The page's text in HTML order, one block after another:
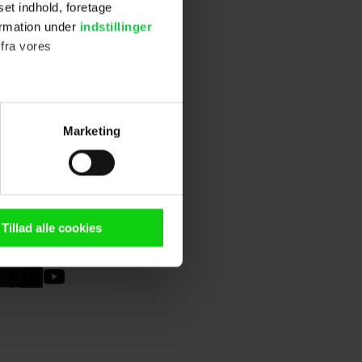
indhold, foretage
under indstillinger
vores
browser til statistik og
tilgår oplysninger på din
lave
Marketing
Tillad alle cookies
Jackson og